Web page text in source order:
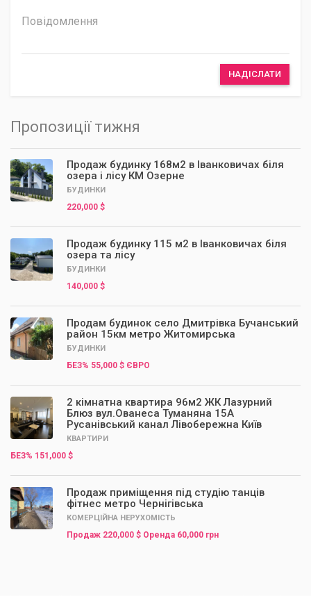
НАДІСЛАТИ
Пропозиції тижня
Продаж будинку 168м2 в Іванковичах біля
озера і лісу КМ Озерне
БУДИНКИ
220,000 $
Продаж будинку 115 м2 в Іванковичах біля
озера та лісу
БУДИНКИ
140,000 $
Продам будинок село Дмитрівка Бучанський
район 15км метро Житомирська
БУДИНКИ
БЕЗ% 55,000 $ ЄВРО
2 кімнатна квартира 96м2 ЖК Лазурний
Блюз вул.Ованеса Туманяна 15А
Русанівський канал Лівобережна Київ
КВАРТИРИ
БЕЗ% 151,000 $
Продаж приміщення під студію танців
фітнес метро Чернігівська
КОМЕРЦІЙНА НЕРУХОМІСТЬ
Продаж 220,000 $ Оренда 60,000 грн